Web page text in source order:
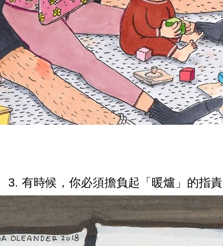
3. 有時候，你必須擔負起「暖爐」的指責